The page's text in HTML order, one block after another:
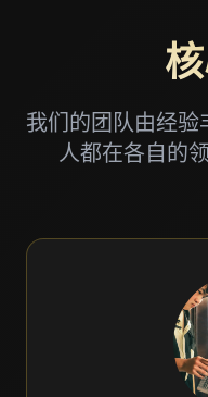
我们的团队由经验
人都在各自的